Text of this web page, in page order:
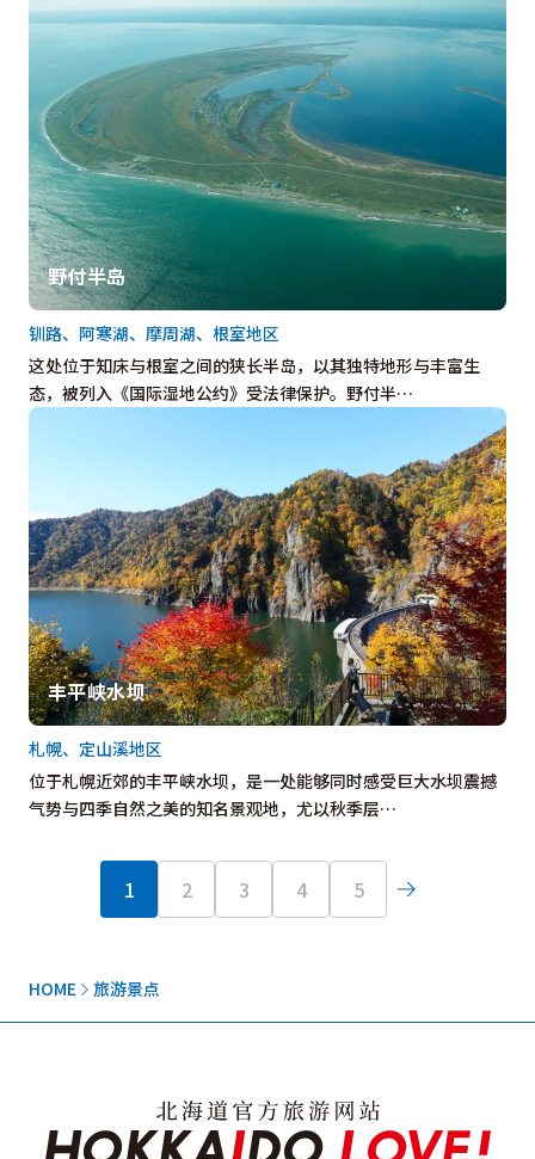
HOME 旅游景点
野付半岛
这处位于知床与根室之间的狭长半岛，以其独特地形与丰富生
态，被列入《国际湿地公约》受法律保护。野付半…
钏路、阿寒湖、摩周湖、根室地区
丰平峡水坝
位于札幌近郊的丰平峡水坝，是一处能够同时感受巨大水坝震撼
气势与四季自然之美的知名景观地，尤以秋季层…
札幌、定山溪地区
1 2 3 4 5